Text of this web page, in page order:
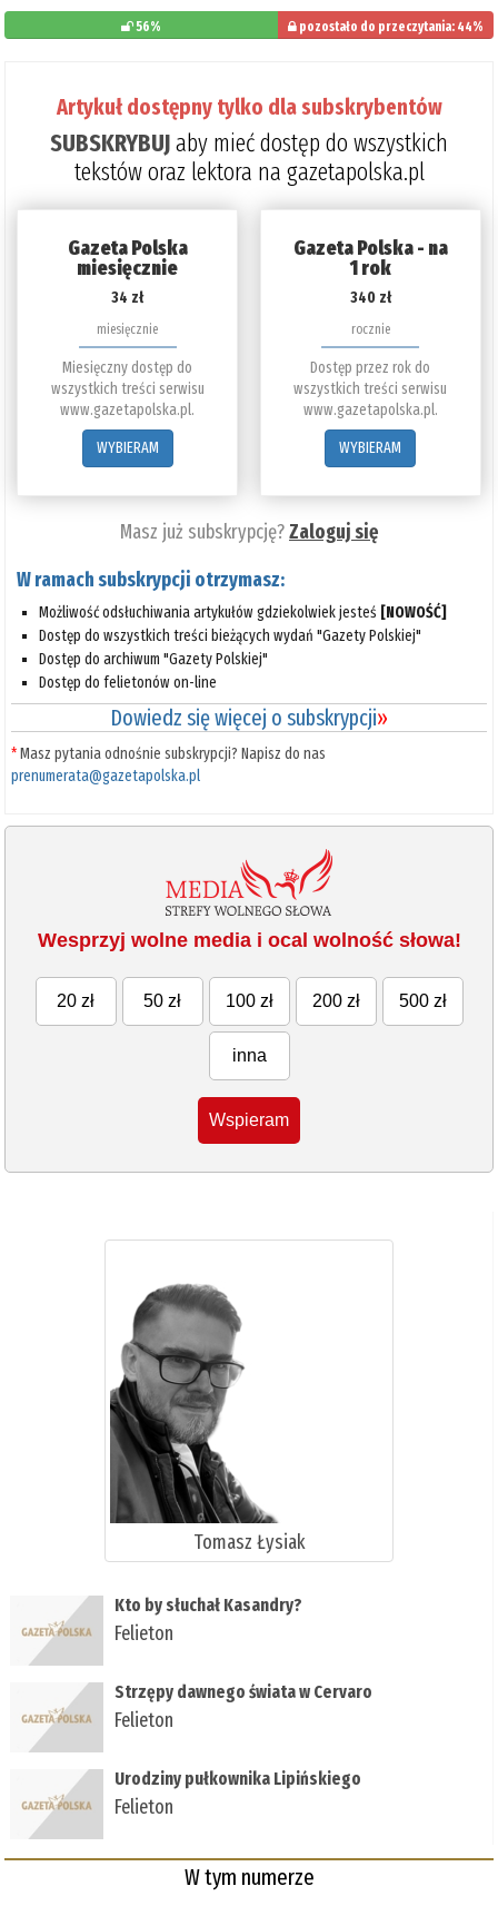
56% pozostało do przeczytania: 44%
Artykuł dostępny tylko dla subskrybentów
SUBSKRYBUJaby mieć dostęp do wszystkich
tekstów oraz lektora na gazetapolska.pl
Gazeta Polska
miesięcznie
34 zł
miesięcznie
Miesięczny dostęp do
wszystkich treści serwisu
www.gazetapolska.pl.
WYBIERAM
Gazeta Polska - na
1 rok
340 zł
rocznie
Dostęp przez rok do
wszystkich treści serwisu
www.gazetapolska.pl.
WYBIERAM
Masz już subskrypcję?Zaloguj się
W ramach subskrypcji otrzymasz:
Możliwość odsłuchiwania artykułów gdziekolwiek jesteś [NOWOŚĆ]
Dostęp do wszystkich treści bieżących wydań "Gazety Polskiej"
Dostęp do archiwum "Gazety Polskiej"
Dostęp do felietonów on-line
Dowiedz się więcej o subskrypcji»
*Masz pytania odnośnie subskrypcji? Napisz do nas
prenumerata@gazetapolska.pl
Wesprzyj wolne media i ocal wolność słowa!
20 zł 50 zł 100 zł 200 zł 500 zł
inna
Wspieram
Tomasz Łysiak
Kto by słuchał Kasandry?
Felieton
Strzępy dawnego świata w Cervaro
Felieton
Urodziny pułkownika Lipińskiego
Felieton
W tym numerze